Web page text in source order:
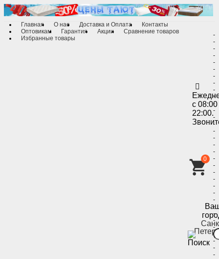
Главная О нас Доставка и Оплата
Контакты
Оптовикам
Гарантия Акции
Сравнение товаров
Избранные товары
с
22:00.
-
-
-
-
-
-
-
-
-
-
-
-
-
-
-
-
-
-
-
-
-
-
-
-
-
-
-
-
-
-
-
-
-
0